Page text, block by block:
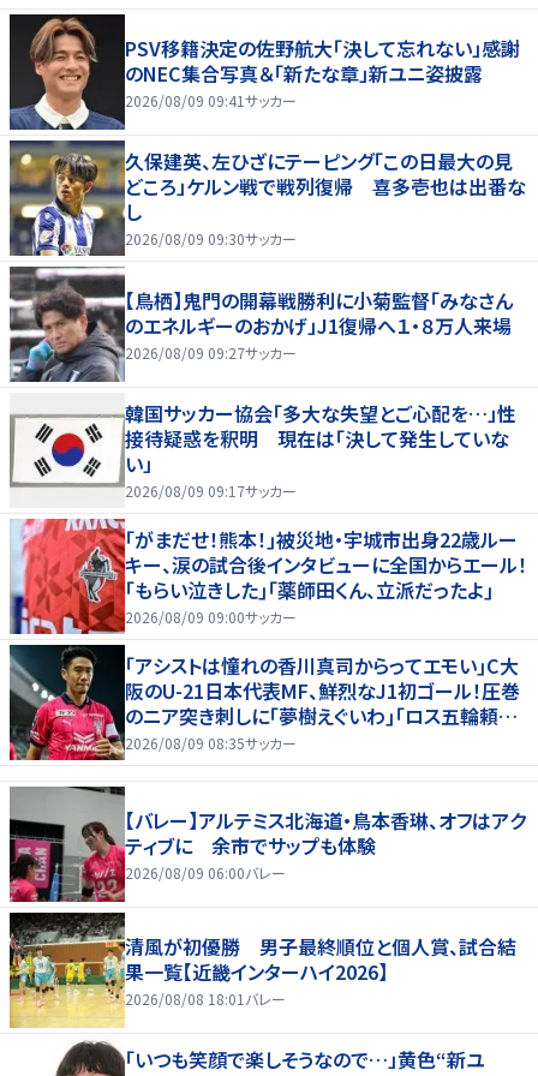
PSV移籍決定の佐野航大「決して忘れない」感謝
のNEC集合写真＆「新たな章」新ユニ姿披露
2026/08/09 09:41サッカー
久保建英、左ひざにテーピング「この日最大の見
どころ」ケルン戦で戦列復帰 喜多壱也は出番な
し
2026/08/09 09:30サッカー
【鳥栖】鬼門の開幕戦勝利に小菊監督「みなさん
のエネルギーのおかげ」J1復帰へ１・８万人来場
2026/08/09 09:27サッカー
韓国サッカー協会「多大な失望とご心配を…」性
接待疑惑を釈明 現在は「決して発生していな
い」
2026/08/09 09:17サッカー
｢がまだせ！熊本！｣被災地・宇城市出身22歳ルー
キー、涙の試合後インタビューに全国からエール！
｢もらい泣きした｣｢薬師田くん、立派だったよ｣
2026/08/09 09:00サッカー
｢アシストは憧れの香川真司からってエモい｣C大
阪のU-21日本代表MF、鮮烈なJ1初ゴール！圧巻
のニア突き刺しに｢夢樹えぐいわ｣｢ロス五輪頼む
ぞ｣
2026/08/09 08:35サッカー
【バレー】アルテミス北海道・鳥本香琳、オフはアク
ティブに 余市でサップも体験
2026/08/09 06:00バレー
清風が初優勝 男子最終順位と個人賞、試合結
果一覧【近畿インターハイ2026】
2026/08/08 18:01 バレー
「いつも笑顔で楽しそうなので…」黄色“新ユ